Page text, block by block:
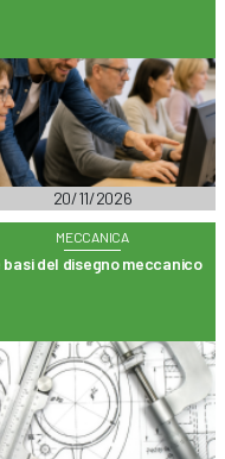
20/11/2026
MECCANICA
basi del disegno meccanico